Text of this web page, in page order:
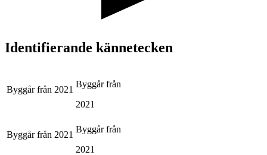
Identifierande kännetecken
Byggår från 2021
Byggår från
2021
Byggår från 2021
Byggår från
2021